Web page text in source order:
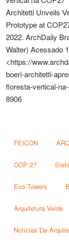
Architetti Unveils
Prototype at
2022. ArchDaily
Walter) Acessado
<https://
boeri-architetti-
floresta-vertical-
8906
FEICON
COP 27
Eco Towers
Arquitetura Verde
Notícias De